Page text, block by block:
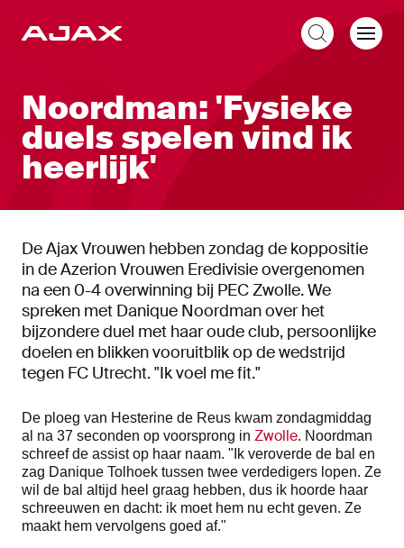
Noordman: 'Fysieke
duels spelen vind ik
heerlijk'
De Ajax Vrouwen hebben zondag de koppositie
in de Azerion Vrouwen Eredivisie overgenomen
na een 0-4 overwinning bij PEC Zwolle. We
spreken met Danique Noordman over het
bijzondere duel met haar oude club, persoonlijke
doelen en blikken vooruitblik op de wedstrijd
tegen FC Utrecht. "Ik voel me fit."
De ploeg van Hesterine de Reus kwam zondagmiddag
al na 37 seconden op voorsprong in Zwolle. Noordman
schreef de assist op haar naam. "Ik veroverde de bal en
zag Danique Tolhoek tussen twee verdedigers lopen. Ze
wil de bal altijd heel graag hebben, dus ik hoorde haar
schreeuwen en dacht: ik moet hem nu echt geven. Ze
maakt hem vervolgens goed af."